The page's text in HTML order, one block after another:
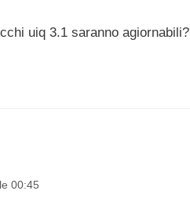
uiq 3.1 saranno agiornabili?
00:45